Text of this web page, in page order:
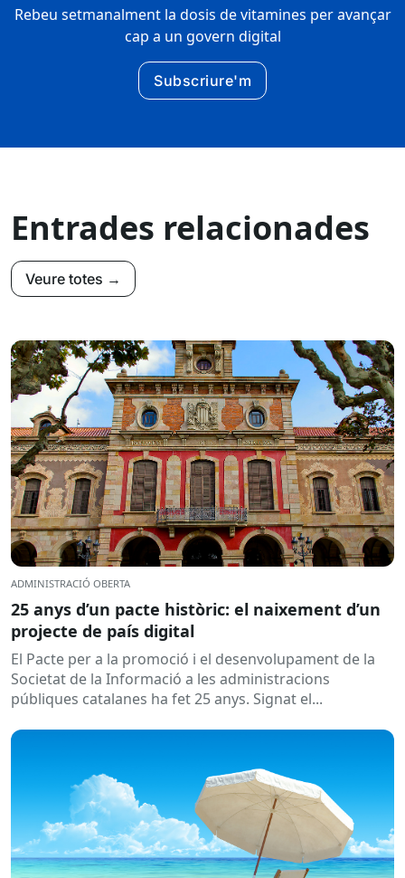
Rebeu setmanalment la dosis de vitamines per avançar
cap a un govern digital
Subscriure'm
Entrades relacionades
Veure totes →
ADMINISTRACIÓ OBERTA
25 anys d’un pacte històric: el naixement d’un
projecte de país digital
El Pacte per a la promoció i el desenvolupament de la
Societat de la Informació a les administracions
públiques catalanes ha fet 25 anys. Signat el...